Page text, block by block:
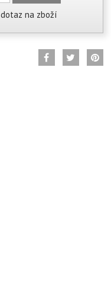
dotaz na zboží